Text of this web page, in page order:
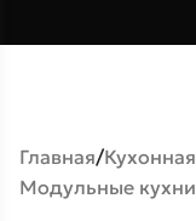
Главная
Модульные кухни